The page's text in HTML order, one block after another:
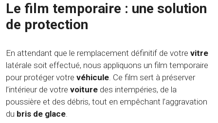
Le film temporaire : une solution
de protection
En attendant que le remplacement définitif de votre vitre
latérale soit effectué, nous appliquons un film temporaire
pour protéger votre véhicule. Ce film sert à préserver
l’intérieur de votre voiture des intempéries, de la
poussière et des débris, tout en empêchant l’aggravation
du bris de glace.